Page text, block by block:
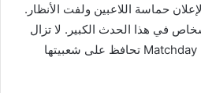
حماسة اللاعبين ولفت الأنظار.
في هذا الحدث الكبير. لا تزال
لعبة Matchday Manager 23 mod apk تحافظ على شعبيتها